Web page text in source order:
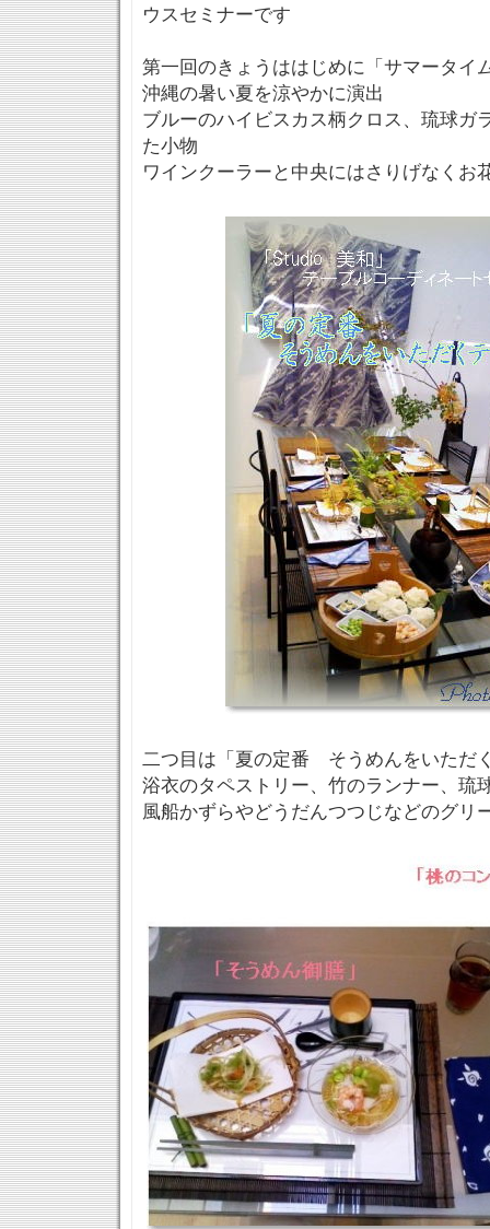
ウスセミナーです
第一回のきょうははじめに「サマータイ
沖縄の暑い夏を涼やかに演出
ブルーのハイビスカス柄クロス、琉球ガ
た小物
ワインクーラーと中央にはさりげなくお
二つ目は「夏の定番 そうめんをいただ
浴衣のタペストリー、竹のランナー、琉
風船かずらやどうだんつつじなどのグリ